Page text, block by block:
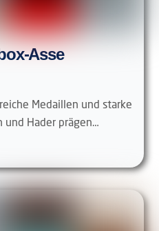
Asse
Medaillen und starke
und Hader prägen…